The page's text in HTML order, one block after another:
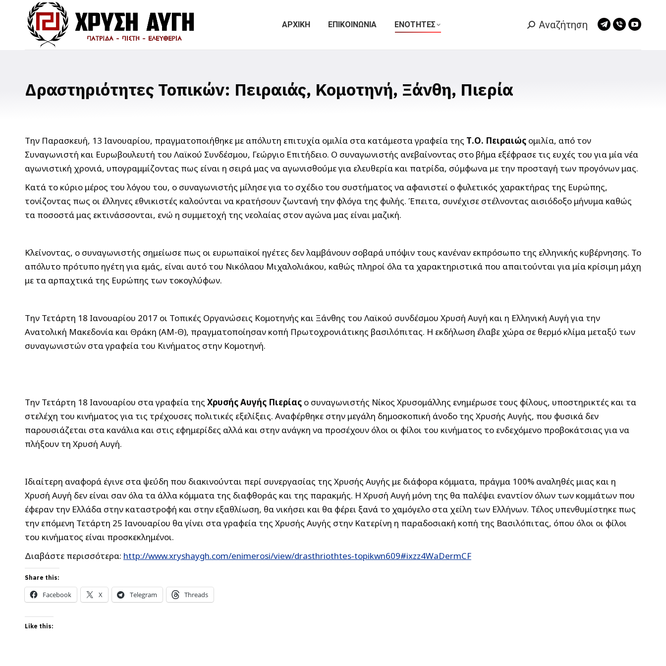
ΑΡΧΙΚΗ ΕΠΙΚΟΙΝΩΝΙΑ ΕΝΟΤΗΤΕΣ Search:
Αναζήτηση
Telegram
Viber
Δραστηριότητες Τοπικών: Πειραιάς, Κομοτηνή, Ξάνθη, Πιερία
Την Παρασκευή, 13 Ιανουαρίου, πραγματοποιήθηκε με απόλυτη επιτυχία ομιλία στα κατάμεστα γραφεία της Τ.Ο. Πειραιώς ομιλία, από τον
Συναγωνιστή και Ευρωβουλευτή του Λαϊκού Συνδέσμου, Γεώργιο Επιτήδειο. Ο συναγωνιστής ανεβαίνοντας στο βήμα εξέφρασε τις ευχές του για μία νέα
αγωνιστική χρονιά, υπογραμμίζοντας πως είναι η σειρά μας να αγωνισθούμε για ελευθερία και πατρίδα, σύμφωνα με την προσταγή των προγόνων μας.
Κατά το κύριο μέρος του λόγου του, ο συναγωνιστής μίλησε για το σχέδιο του συστήματος να αφανιστεί ο φυλετικός χαρακτήρας της Ευρώπης,
τονίζοντας πως οι έλληνες εθνικιστές καλούνται να κρατήσουν ζωντανή την φλόγα της φυλής. Έπειτα, συνέχισε στέλνοντας αισιόδοξο μήνυμα καθώς
τα ποσοστά μας εκτινάσσονται, ενώ η συμμετοχή της νεολαίας στον αγώνα μας είναι μαζική.
Κλείνοντας, ο συναγωνιστής σημείωσε πως οι ευρωπαϊκοί ηγέτες δεν λαμβάνουν σοβαρά υπόψιν τους κανέναν εκπρόσωπο της ελληνικής κυβέρνησης. Το
απόλυτο πρότυπο ηγέτη για εμάς, είναι αυτό του Νικόλαου Μιχαλολιάκου, καθώς πληροί όλα τα χαρακτηριστικά που απαιτούνται για μία κρίσιμη μάχη
με τα αρπαχτικά της Ευρώπης των τοκογλύφων.
Την Τετάρτη 18 Ιανουαρίου 2017 οι Τοπικές Οργανώσεις Κομοτηνής και Ξάνθης του Λαϊκού συνδέσμου Χρυσή Αυγή και η Ελληνική Αυγή για την
Ανατολική Μακεδονία και Θράκη (ΑΜ-Θ), πραγματοποίησαν κοπή Πρωτοχρονιάτικης βασιλόπιτας. Η εκδήλωση έλαβε χώρα σε θερμό κλίμα μεταξύ των
συναγωνιστών στα γραφεία του Κινήματος στην Κομοτηνή.
Την Τετάρτη 18 Ιανουαρίου στα γραφεία της Χρυσής Αυγής Πιερίας ο συναγωνιστής Νίκος Χρυσομάλλης ενημέρωσε τους φίλους, υποστηρικτές και τα
στελέχη του κινήματος για τις τρέχουσες πολιτικές εξελίξεις. Αναφέρθηκε στην μεγάλη δημοσκοπική άνοδο της Χρυσής Αυγής, που φυσικά δεν
παρουσιάζεται στα κανάλια και στις εφημερίδες αλλά και στην ανάγκη να προσέχουν όλοι οι φίλοι του κινήματος το ενδεχόμενο προβοκάτσιας για να
πλήξουν τη Χρυσή Αυγή.
Ιδιαίτερη αναφορά έγινε στα ψεύδη που διακινούνται περί συνεργασίας της Χρυσής Αυγής με διάφορα κόμματα, πράγμα 100% αναληθές μιας και η
Χρυσή Αυγή δεν είναι σαν όλα τα άλλα κόμματα της διαφθοράς και της παρακμής. Η Χρυσή Αυγή μόνη της θα παλέψει εναντίον όλων των κομμάτων που
έφεραν την Ελλάδα στην καταστροφή και στην εξαθλίωση, θα νικήσει και θα φέρει ξανά το χαμόγελο στα χείλη των Ελλήνων. Τέλος υπενθυμίστηκε πως
την επόμενη Τετάρτη 25 Ιανουαρίου θα γίνει στα γραφεία της Χρυσής Αυγής στην Κατερίνη η παραδοσιακή κοπή της Βασιλόπιτας, όπου όλοι οι φίλοι
του κινήματος είναι προσκεκλημένοι.
Διαβάστε περισσότερα: http://www.xryshaygh.com/enimerosi/view/drasthriothtes-topikwn609#ixzz4WaDermCF
Share this:
Facebook X Telegram Threads
Like this: